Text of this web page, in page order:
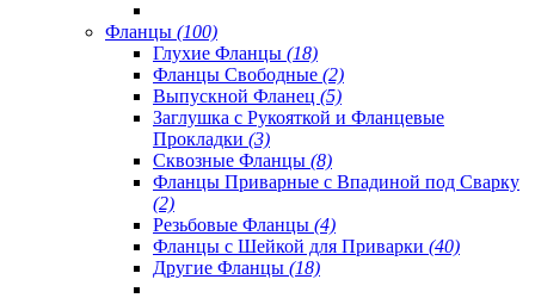
Фланцы (100)
Глухие Фланцы (18)
Фланцы Свободные (2)
Выпускной Фланец (5)
Заглушка с Рукояткой и Фланцевые
Прокладки (3)
Сквозные Фланцы (8)
Фланцы Приварные с Впадиной под Сварку
(2)
Резьбовые Фланцы (4)
Фланцы с Шейкой для Приварки (40)
Другие Фланцы (18)